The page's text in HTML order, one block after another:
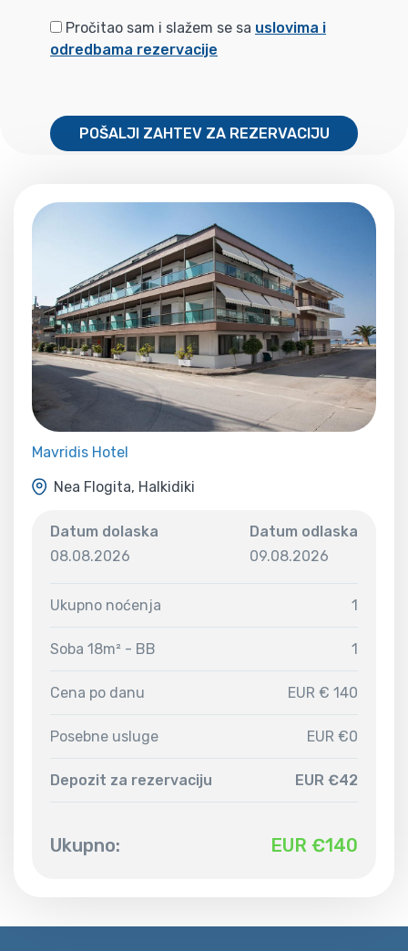
Pročitao sam i slažem se sa uslovima i
odredbama rezervacije
POŠALJI ZAHTEV ZA REZERVACIJU
Mavridis Hotel
Nea Flogita, Halkidiki
Datum dolaska
08.08.2026
Datum odlaska
09.08.2026
Ukupno noćenja 1
Soba 18m² - BB 1
Cena po danu EUR € 140
Posebne usluge EUR €0
Depozit za rezervaciju EUR €42
Ukupno: EUR €140